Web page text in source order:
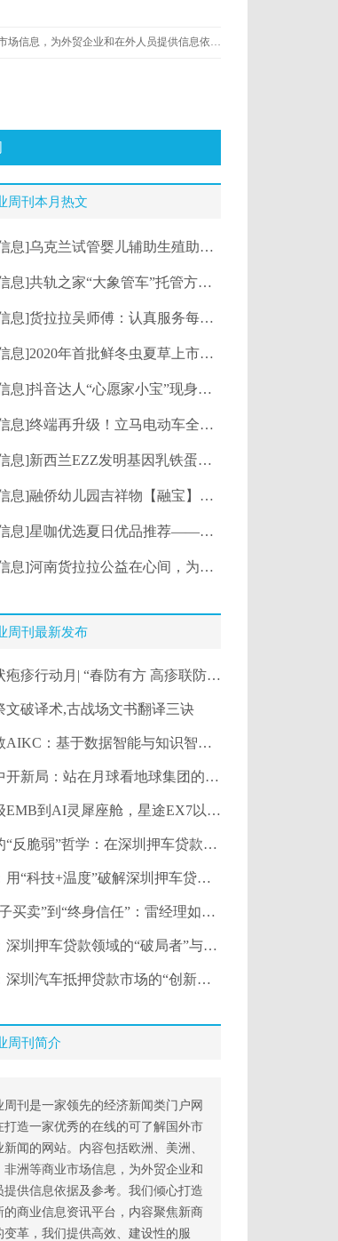
百家商业周刊是一家领先的经济新闻类门户网站，旨在打造一家优秀的在线的可了解国外市场和商业新闻的网站。内容包括欧洲、美洲、大洋洲、非洲等商业市场信息，为外贸企业和在外人员提供信息依据及参考。我们倾心打造一个全新的商业信息资讯平台，内容聚焦新商业时代的变革，我们提供高效、建设性的服务，帮助具有思辨、明理、求知需求的用户，更清晰更准确更及时地观察商业变迁，洞悉行业风云。
周刊本月热文
[商业信息]乌克兰试管婴儿辅助生殖助孕价格套餐如何选择？
[商业信息]共轨之家“大象管车”托管方案发布，助力物流车队降本增效
[商业信息]货拉拉吴师傅：认真服务每一位客户 勿以善小而不为
[商业信息]2020年首批鲜冬虫夏草上市，宝瓶堂创始人赴藏直采严把品质关
[商业信息]抖音达人“心愿家小宝”现身线下活动暖心为粉丝送七夕礼物
[商业信息]终端再升级！立马电动车全新终端形象致趣2.0版正式上线！
[商业信息]新西兰EZZ发明基因乳铁蛋白粉 速补免疫力开创乳铁蛋白基因时代
[商业信息]融侨幼儿园吉祥物【融宝】C位出道，守护孩子成长
[商业信息]星咖优选夏日优品推荐——初夏护肤 从容迎接盛夏暴击
[商业信息]河南货拉拉公益在心间，为高三贫困学子助飞大学梦
周刊最新发布
动月| “春防有方 高疹联防”公益科普活动在天坛正式启幕
文破译术,古战场文书翻译三诀
：基于数据智能与知识智能重构建筑工程产业
新局：站在月球看地球集团的AI远征
到AI灵犀座舱，星途EX7以硬核技术开启盲订
弱”哲学：在深圳押车贷款行业波动中与客户共成长
“科技+温度”破解深圳押车贷款三大痛点
到“终身信任”：雷经理如何用深圳押车贷款服务重构行业关
圳押车贷款领域的“破局者”与“守护者”
圳汽车抵押贷款市场的“创新引擎”
周刊简介
周刊是一家领先的经济新闻类门户网
打造一家优秀的在线的可了解国外市
新闻的网站。内容包括欧洲、美洲、
非洲等商业市场信息，为外贸企业和
提供信息依据及参考。我们倾心打造
的商业信息资讯平台，内容聚焦新商
变革，我们提供高效、建设性的服